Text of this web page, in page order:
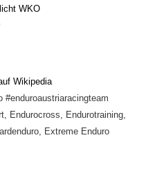
WKO
Wikipedia
#enduroaustriaracingteam
Endurocross, Endurotraining,
Extreme Enduro